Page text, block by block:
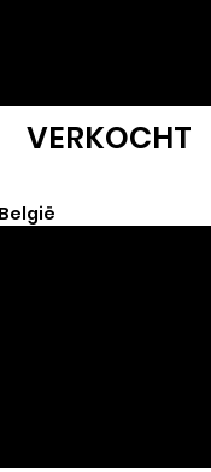
VERKOCHT